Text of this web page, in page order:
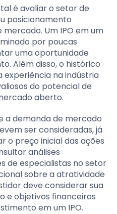
é avaliar o setor de
posicionamento
Um IPO em um
por poucas
uma oportunidade
Além disso, o histórico
experiência na indústria
do potencial de
aberto.
a demanda de mercado
ser consideradas, já
o preço inicial das ações
análises
de especialistas no setor
sobre a atratividade
deve considerar sua
e objetivos financeiros
em um IPO.